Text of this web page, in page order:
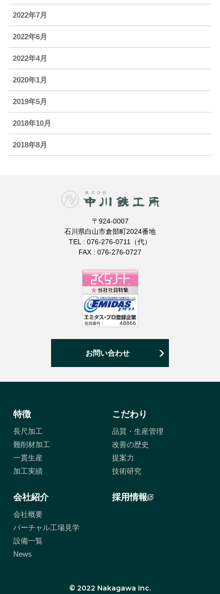
2022年7月
2022年6月
2022年4月
2020年1月
2019年5月
2018年10月
2018年8月
〒924-0007
石川県白山市倉部町2024番地
TEL : 076-276-0711（代）
FAX : 076-276-0727
お問い合わせ
特徴
長尺加工
難削材加工
一貫生産
加工実績
こだわり
品質・生産管理
改善の歴史
提案力
技術研究
会社紹介
会社概要
バーチャル工場見学
設備一覧
News
採用情報
© 2022 Nakagawa Inc.